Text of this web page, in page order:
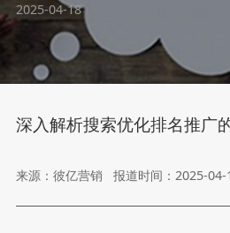
2025-04-18
深入解析搜索优化排名推广
来源：彼亿营销 报道时间：2025-